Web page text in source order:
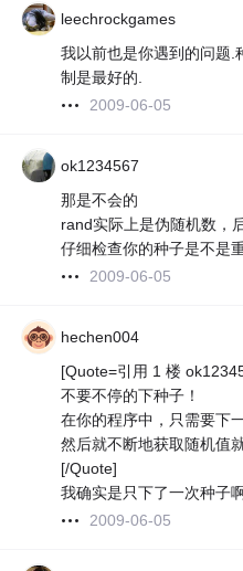
leechrockgames
我以前也是你遇到的问题.
制是最好的.
2009-06-05
ok1234567
那是不会的
rand实际上是伪随机数，
仔细检查你的种子是不是
2009-06-05
hechen004
[Quote=引用 1 楼
不要不停的下种子！
在你的程序中，只需要下
然后就不断地获取随机值
[/Quote]
我确实是只下了一次种子
2009-06-05